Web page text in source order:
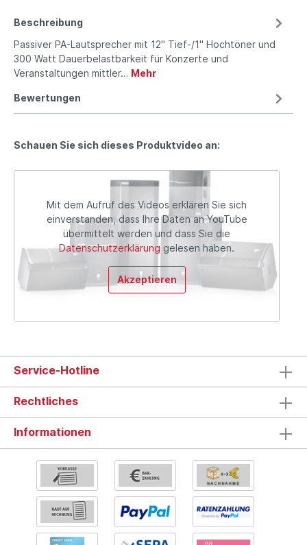
Beschreibung
Passiver PA-Lautsprecher mit 12" Tief-/1" Hochtöner und
300 Watt Dauerbelastbarkeit für Konzerte und
Veranstaltungen mittler… Mehr
Bewertungen
Schauen Sie sich dieses Produktvideo an:
Mit dem Aufruf des Videos erklären Sie sich
einverstanden, dass Ihre Daten an YouTube
übermittelt werden und dass Sie die
Datenschutzerklärung gelesen haben.
Akzeptieren
Service-Hotline
Rechtliches
Informationen